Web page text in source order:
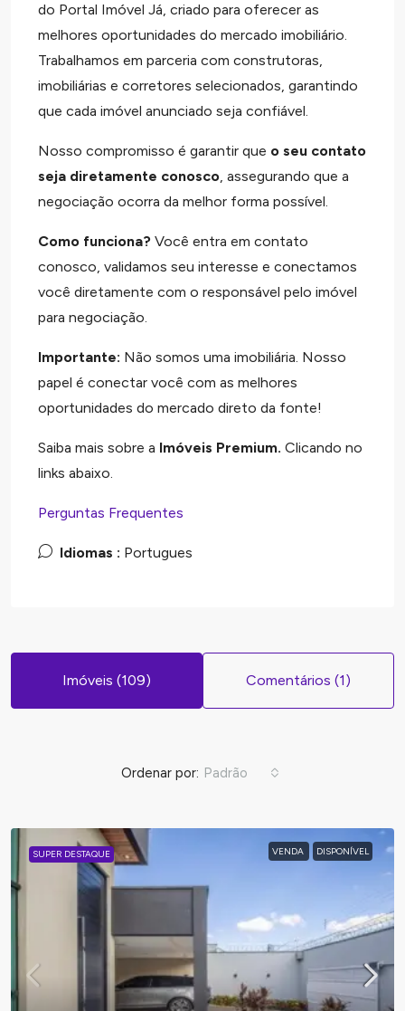
do Portal Imóvel Já, criado para oferecer as
melhores oportunidades do mercado imobiliário.
Trabalhamos em parceria com construtoras,
imobiliárias e corretores selecionados, garantindo
que cada imóvel anunciado seja confiável.
Nosso compromisso é garantir que o seu contato
seja diretamente conosco, assegurando que a
negociação ocorra da melhor forma possível.
Como funciona? Você entra em contato
conosco, validamos seu interesse e conectamos
você diretamente com o responsável pelo imóvel
para negociação.
Importante: Não somos uma imobiliária. Nosso
papel é conectar você com as melhores
oportunidades do mercado direto da fonte!
Saiba mais sobre a Imóveis Premium. Clicando no
links abaixo.
Perguntas Frequentes
Idiomas : Portugues
Imóveis (109) Comentários (1)
Ordenar por: Padrão
SUPER DESTAQUE VENDA DISPONÍVEL